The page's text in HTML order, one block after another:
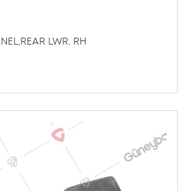
LWR. RH